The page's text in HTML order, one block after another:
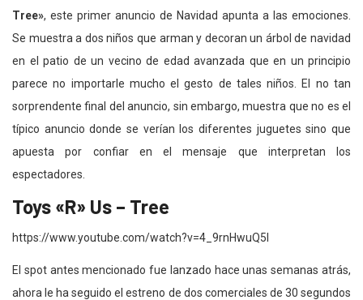
Tree», este primer anuncio de Navidad apunta a las emociones.
Se muestra a dos niños que arman y decoran un árbol de navidad
en el patio de un vecino de edad avanzada que en un principio
parece no importarle mucho el gesto de tales niños. El no tan
sorprendente final del anuncio, sin embargo, muestra que no es el
típico anuncio donde se verían los diferentes juguetes sino que
apuesta por confiar en el mensaje que interpretan los
espectadores.
Toys «R» Us – Tree
https://www.youtube.com/watch?v=4_9rnHwuQ5I
El spot antes mencionado fue lanzado hace unas semanas atrás,
ahora le ha seguido el estreno de dos comerciales de 30 segundos